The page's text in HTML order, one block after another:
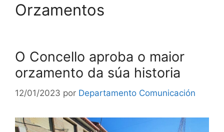
Orzamentos
O Concello aproba o maior
orzamento da súa historia
12/01/2023 por Departamento Comunicación